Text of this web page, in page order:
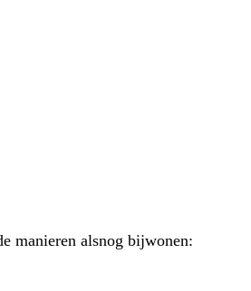
manieren alsnog bijwonen: